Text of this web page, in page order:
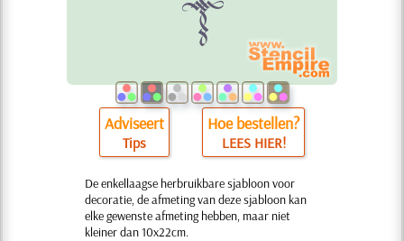
Adviseert
Tips
Hoe bestellen?
LEES HIER!
De enkellaagse herbruikbare sjabloon voor
decoratie, de afmeting van deze sjabloon kan
elke gewenste afmeting hebben, maar niet
kleiner dan 10x22cm.